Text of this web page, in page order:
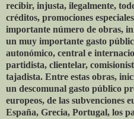
recibir, injusta, ilegalmente,
créditos, promociones
importante número de obras,
un muy importante gasto
autonómico, central e
partidista, clientelar,
tajadista. Entre estas obras,
un descomunal gasto público
europeos, de las subvenciones
España, Grecia, Portugal, los